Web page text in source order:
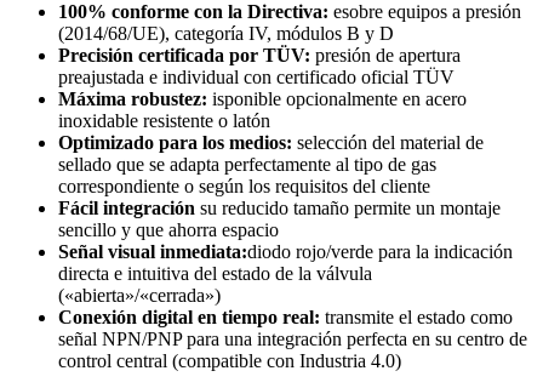
100% conforme con la Directiva: esobre equipos a presión
(2014/68/UE), categoría IV, módulos B y D
Precisión certificada por TÜV: presión de apertura
preajustada e individual con certificado oficial TÜV
Máxima robustez: isponible opcionalmente en acero
inoxidable resistente o latón
Optimizado para los medios: selección del material de
sellado que se adapta perfectamente al tipo de gas
correspondiente o según los requisitos del cliente
Fácil integración su reducido tamaño permite un montaje
sencillo y que ahorra espacio
Señal visual inmediata:diodo rojo/verde para la indicación
directa e intuitiva del estado de la válvula
(«abierta»/«cerrada»)
Conexión digital en tiempo real: transmite el estado como
señal NPN/PNP para una integración perfecta en su centro de
control central (compatible con Industria 4.0)